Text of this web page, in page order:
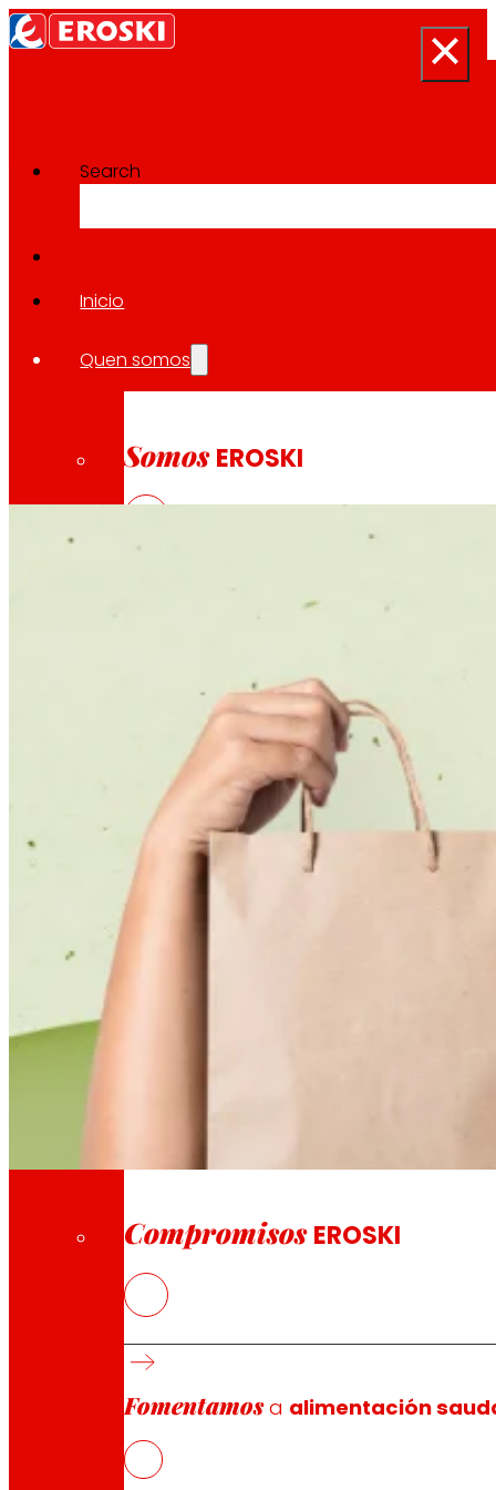
Search
Inicio
Quen somos
Somos EROSKI
Cooperativa
Somos por e para as persoas. Descubre a
Compromisos EROSKI
Fomentamosa alimentación
Proxectos de Innovación
Volver a todos os proxectos
2025
DIGIPACK: Innovación
4ª e 5ª gama. O proxecto combina a aplicación de
moderna, eficiente e respectuosa co medio ambiente.
O propósito de DIGIPACK é dobre: por unha banda,
Un sistema de inspección avanzada mediante